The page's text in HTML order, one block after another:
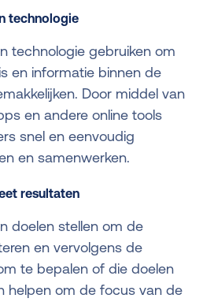
technologie
technologie gebruiken om
en informatie binnen de
Door middel van
en andere online tools
snel en eenvoudig
en samenwerken.
resultaten
doelen stellen om de
en vervolgens de
te bepalen of die doelen
helpen om de focus van de